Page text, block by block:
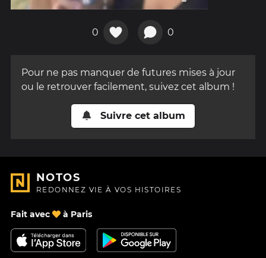
0 0
Pour ne pas manquer de futures mises à jour
ou le retrouver facilement, suivez cet album !
Suivre cet album
NOTOS
REDONNEZ VIE À VOS HISTOIRES
Fait avec à Paris